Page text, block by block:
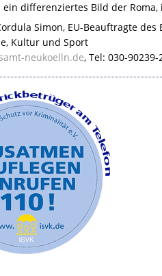
differenziertes Bild der
Simon, EU-Beauftragte des
Kultur und Sport
neukoelln.de, Tel: 030-90239-